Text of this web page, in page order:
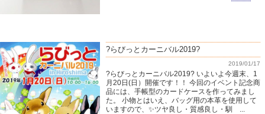
?らびっとカーニバル2019?
2019/01/17
?らびっとカーニバル2019? いよいよ今週末、1
月20日(日）開催です！！ 今回のイベント記念商
品には、手帳型のカードケースを作ってみまし
た。 小物とはいえ、バッグ用の本革を使用して
いますので、✨ツヤ良し・質感良し・馴 ...